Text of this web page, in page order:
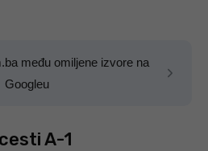
među omiljene izvore na
Googleu
A-1